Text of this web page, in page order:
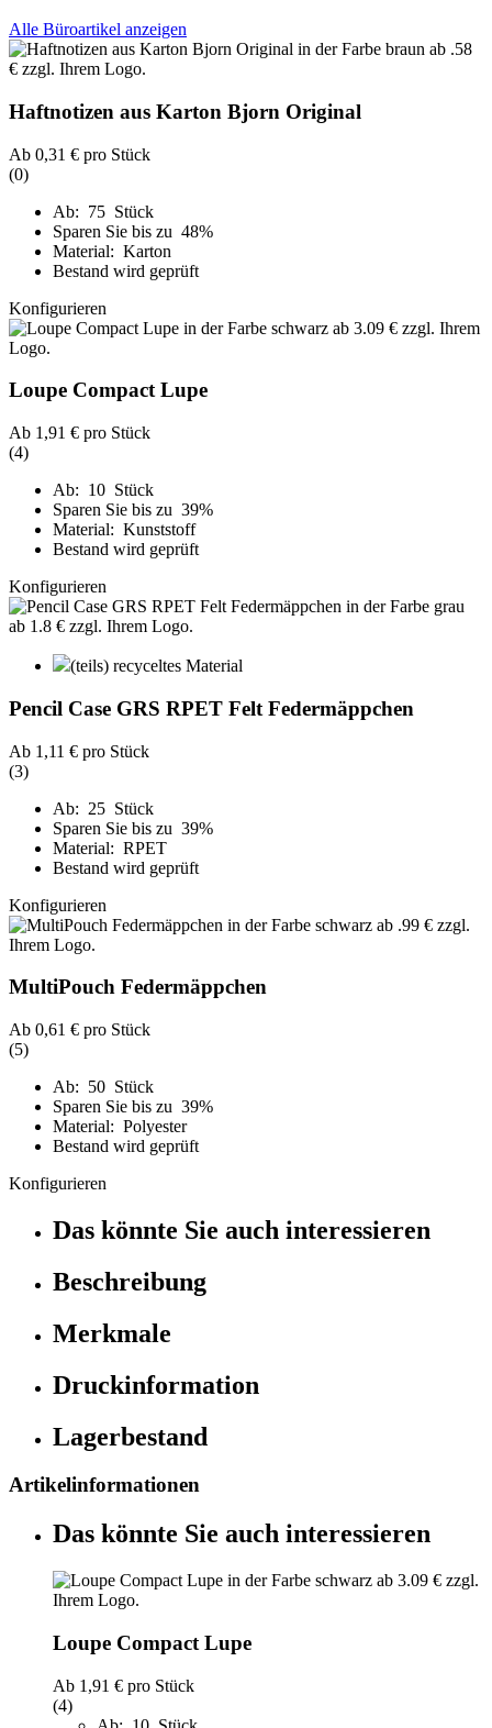
Alle Büroartikel anzeigen
Haftnotizen aus Karton Bjorn Original
Ab 0,31 € pro Stück
(0)
Ab: 75 Stück
Sparen Sie bis zu 48%
Material: Karton
Bestand wird geprüft
Konfigurieren
Loupe Compact Lupe
Ab 1,91 € pro Stück
(4)
Ab: 10 Stück
Sparen Sie bis zu 39%
Material: Kunststoff
Bestand wird geprüft
Konfigurieren
(teils) recyceltes Material
Pencil Case GRS RPET Felt Federmäppchen
Ab 1,11 € pro Stück
(3)
Ab: 25 Stück
Sparen Sie bis zu 39%
Material: RPET
Bestand wird geprüft
Konfigurieren
MultiPouch Federmäppchen
Ab 0,61 € pro Stück
(5)
Ab: 50 Stück
Sparen Sie bis zu 39%
Material: Polyester
Bestand wird geprüft
Konfigurieren
Das könnte Sie auch interessieren
Beschreibung
Merkmale
Druckinformation
Lagerbestand
Artikelinformationen
Das könnte Sie auch interessieren
Loupe Compact Lupe
Ab 1,91 € pro Stück
(4)